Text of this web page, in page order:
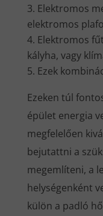
Elektromos
elektromos
Elektromos
kályha, vagy
Ezek
Ezeken túl
épület energia
megfelelően
bejutattni a
megemlíteni, a
helységenként
külön a padló